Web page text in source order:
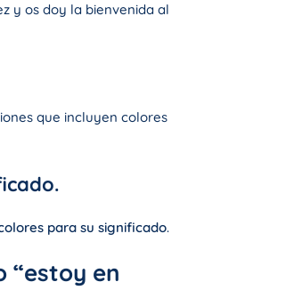
y os doy la bienvenida al
que incluyen colores
para su significado.
“estoy en